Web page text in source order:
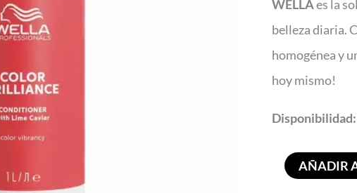
WELLAes la
belleza diaria.
homogénea y
hoy mismo!
Disponibilidad:
Hair
1000ml
cantidad
AÑADIR